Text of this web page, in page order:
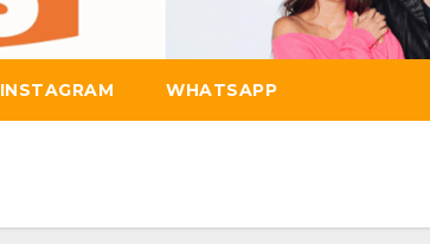
INSTAGRAM WHATSAPP